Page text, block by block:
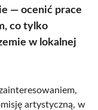
— ocenić prace
co tylko
w lokalnej
artystyczną, w